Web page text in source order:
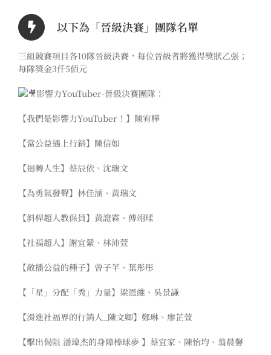
以下為「晉級決賽」團隊名單
三組競賽項目各10隊晉級決賽，每位晉級者將獲得獎狀乙張；
每隊獎金3仟5佰元
影響力YouTuber-晉級決賽團隊：
【我們是影響力YouTuber！】陳宥樺
【當公益遇上行銷】陳信如
【迴轉人生】蔡辰依、沈瑞文
【為勇氣發聲】林佳涵、黃瑞文
【斜桿超人教保員】黃證霖、傅翊瑈
【社福超人】謝宜縈、林沛萱
【散播公益的種子】曾子芊、葉彤彤
【「星」分配「秀」力量】梁恩維、吳景謙
【滑進社福界的行銷人_陳文卿】鄭琳、廖芷萱
【擊出侷限 潘瑋杰的身障棒球夢 】蔡宜家、陳怡均、翁晨馨